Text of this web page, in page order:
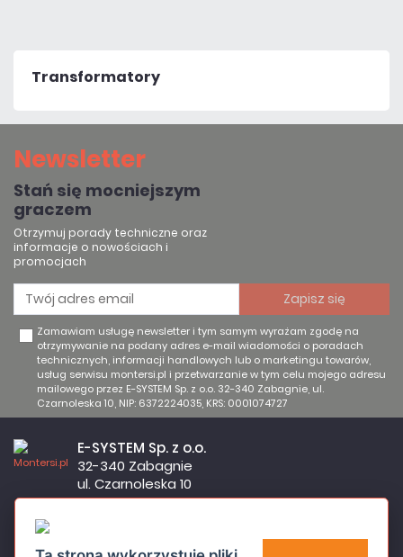
Transformatory
Newsletter
Stań się mocniejszym
graczem
Otrzymuj porady techniczne oraz
informacje o nowościach i
promocjach
Zamawiam usługę newsletter i tym samym wyrażam zgodę na
otrzymywanie na podany adres e-mail wiadomości o poradach
technicznych, informacji handlowych lub o marketingu towarów,
usług serwisu montersi.pl i przetwarzanie w tym celu mojego adresu
mailowego przez E-SYSTEM Sp. z o.o. 32-340 Zabagnie, ul.
Czarnoleska 10, NIP: 6372224035, KRS: 0001074727
Firma czynna od poniedziałku do piątku w godzinach 8:00 –
E-SYSTEM Sp. z o.o.
32-340 Zabagnie
ul. Czarnoleska 10